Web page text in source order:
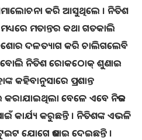
କରି ଆସୁଥିଲେ । ନିତିଶ
ମତାନ୍ତର କଥା ଗତକାଲି
କିଶୋର ଦଳତ୍ୟାଗ କରି ଚାଲିଗଲେବି
ନିତିଶ ରୋକଠୋକ୍ ଶୁଣାଇ
କହିବାନୁସାରେ ପ୍ରଶାନ୍ତ
କରାଯାଇଥିଲା ବେଳେ ଏବେ ନିଜର
କାର୍ଯ୍ୟ କରୁଛନ୍ତି । ନିତିଶଙ୍କ ଏଭଳି
ଯୋଗେ ଜଣାଇ ଦେଇଛନ୍ତି ।